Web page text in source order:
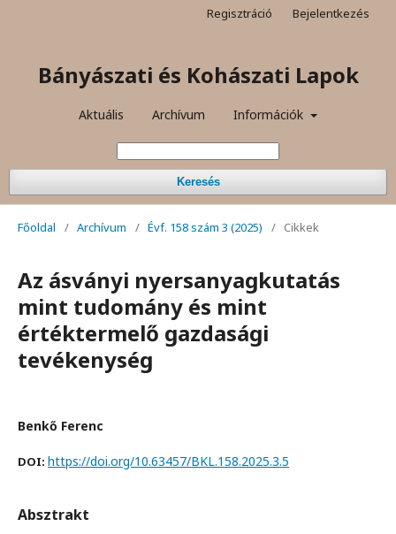
Bányászati és Kohászati Lapok
Aktuális Archívum Információk
Keresés
Regisztráció Bejelentkezés
Főoldal / Archívum / Évf. 158 szám 3 (2025) / Cikkek
Az ásványi nyersanyagkutatás
mint tudomány és mint
értéktermelő gazdasági
tevékenység
Benkő Ferenc
DOI: https://doi.org/10.63457/BKL.158.2025.3.5
Absztrakt